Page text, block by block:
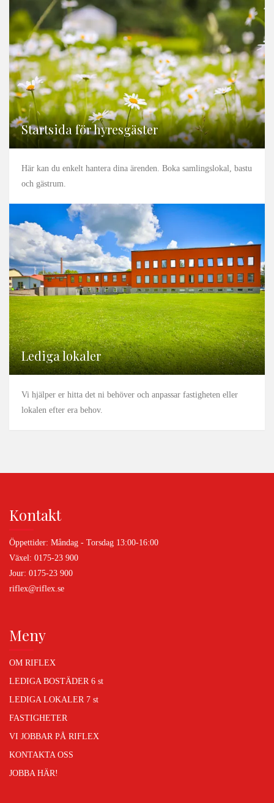
Startsida för hyresgäster
Här kan du enkelt hantera dina ärenden. Boka samlingslokal, bastu
och gästrum.
Lediga lokaler
Vi hjälper er hitta det ni behöver och anpassar fastigheten eller
lokalen efter era behov.
Kontakt
Öppettider: Måndag - Torsdag 13:00-16:00
Växel: 0175-23 900
Jour: 0175-23 900
riflex@riflex.se
Meny
OM RIFLEX
LEDIGA BOSTÄDER 6 st
LEDIGA LOKALER 7 st
FASTIGHETER
VI JOBBAR PÅ RIFLEX
KONTAKTA OSS
JOBBA HÄR!